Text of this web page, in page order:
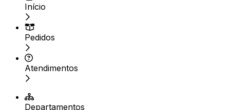
Início
Pedidos
Atendimentos
Departamentos